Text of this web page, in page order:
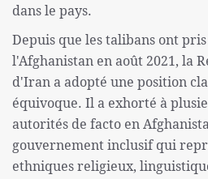
dans le pays.
Depuis que les talibans ont
l'Afghanistan en août 2021, la
d'Iran a adopté une position
équivoque. Il a exhorté à
autorités de facto en
gouvernement inclusif qui
ethniques religieux,